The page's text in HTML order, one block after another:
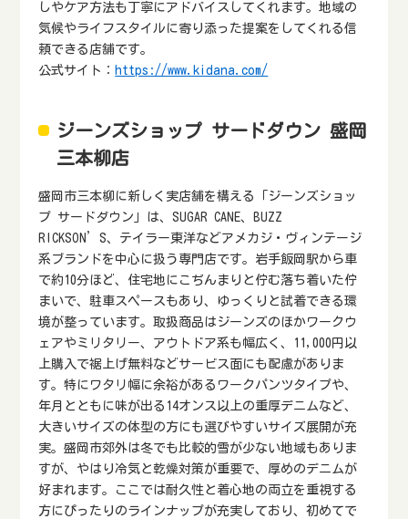
しやケア方法も丁寧にアドバイスしてくれます。地域の
気候やライフスタイルに寄り添った提案をしてくれる信
頼できる店舗です。
公式サイト： https://www.kidana.com/
ジーンズショップ サードダウン 盛岡
三本柳店
盛岡市三本柳に新しく実店舗を構える「ジーンズショッ
プ サードダウン」は、SUGAR CANE、BUZZ
RICKSON’S、テイラー東洋などアメカジ・ヴィンテージ
系ブランドを中心に扱う専門店です。岩手飯岡駅から車
で約10分ほど、住宅地にこぢんまりと佇む落ち着いた佇
まいで、駐車スペースもあり、ゆっくりと試着できる環
境が整っています。取扱商品はジーンズのほかワークウ
ェアやミリタリー、アウトドア系も幅広く、11,000円以
上購入で裾上げ無料などサービス面にも配慮がありま
す。特にワタリ幅に余裕があるワークパンツタイプや、
年月とともに味が出る14オンス以上の重厚デニムなど、
大きいサイズの体型の方にも選びやすいサイズ展開が充
実。盛岡市郊外は冬でも比較的雪が少ない地域もありま
すが、やはり冷気と乾燥対策が重要で、厚めのデニムが
好まれます。ここでは耐久性と着心地の両立を重視する
方にぴったりのラインナップが充実しており、初めてで